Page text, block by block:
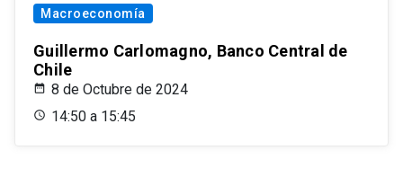
Macroeconomía
Guillermo Carlomagno, Banco Central de
Chile
8 de Octubre de 2024
14:50 a 15:45